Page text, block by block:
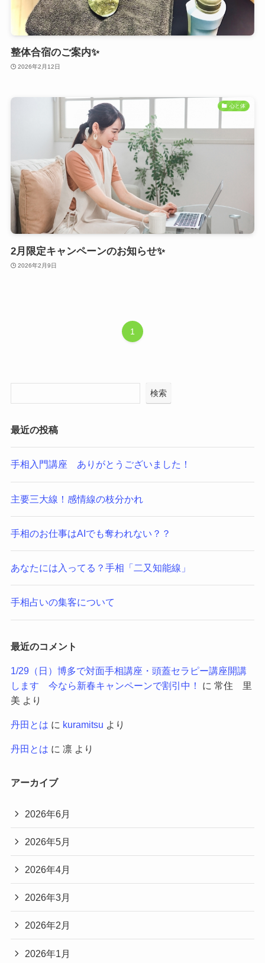
整体合宿のご案内✨
2026年2月12日
心と体
2月限定キャンペーンのお知らせ✨
2026年2月9日
1
検索
最近の投稿
手相入門講座 ありがとうございました！
主要三大線！感情線の枝分かれ
手相のお仕事はAIでも奪われない？？
あなたには入ってる？手相「二又知能線」
手相占いの集客について
最近のコメント
1/29（日）博多で対面手相講座・頭蓋セラピー講座開講
します 今なら新春キャンペーンで割引中！
に 常住 里
美 より
丹田とは に kuramitsu より
丹田とは に 凛より
アーカイブ
2026年6月
2026年5月
2026年4月
2026年3月
2026年2月
2026年1月